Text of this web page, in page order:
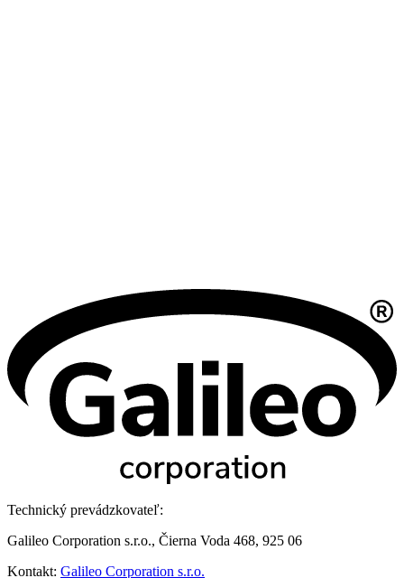
Technický prevádzkovateľ:
Galileo Corporation s.r.o., Čierna Voda 468, 925 06
Kontakt: Galileo Corporation s.r.o.